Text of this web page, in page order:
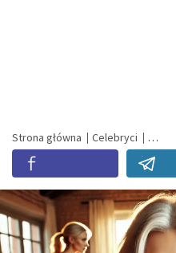
Strona główna Celebryci